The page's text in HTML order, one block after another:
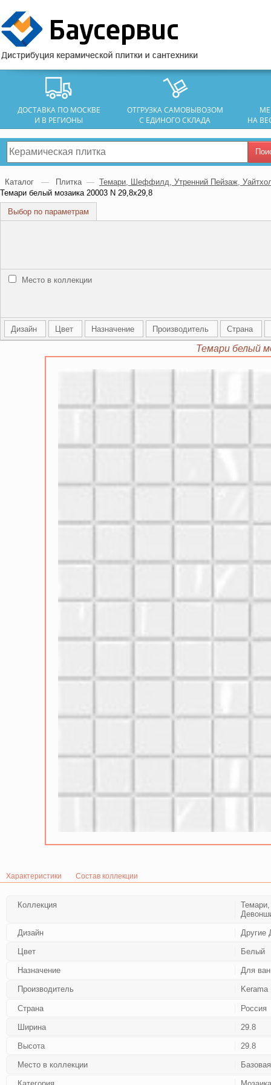
ДОСТАВКА ПО МОСКВЕ
И В РЕГИОНЫ
ОТГРУЗКА САМОВЫВОЗОМ
С ЕДИНОГО СКЛАДА
НА
Каталог — Плитка — Темари, Шеффилд, Утренний Пейзаж,
Темари белый мозаика 20003 N 29,8х29,8
Выбор по параметрам
Место в коллекции
Дизайн Цвет Назначение Производитель Страна
Темари белый
Характеристики Состав коллекции
Коллекция
Дизайн Другие
Цвет Белый
Назначение Для
Производитель Kerama
Страна Россия
Ширина 29.8
Высота 29.8
Место в коллекции